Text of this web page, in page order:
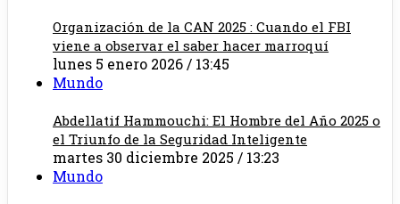
Organización de la CAN 2025 : Cuando el FBI
viene a observar el saber hacer marroquí
lunes 5 enero 2026 / 13:45
Mundo
Abdellatif Hammouchi: El Hombre del Año 2025 o
el Triunfo de la Seguridad Inteligente
martes 30 diciembre 2025 / 13:23
Mundo